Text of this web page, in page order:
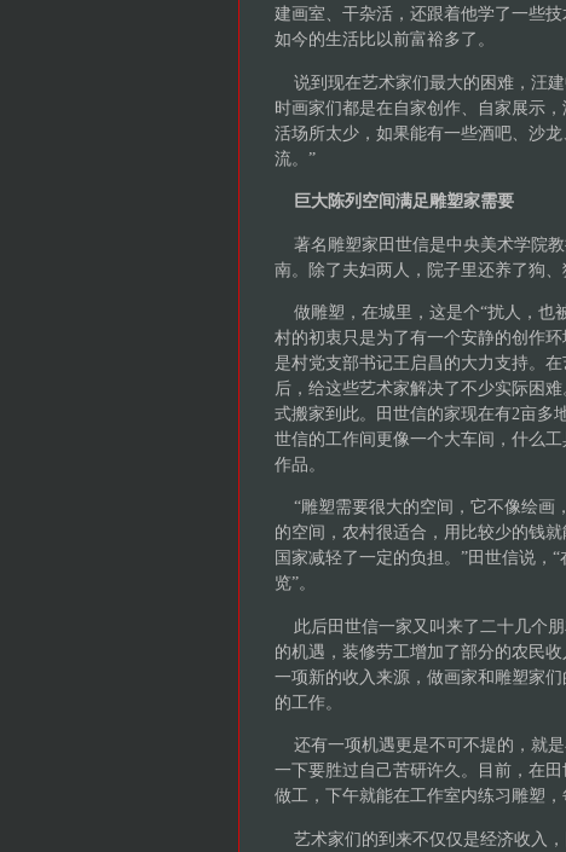
建画室、干杂活，还跟着他学了一些
如今的生活比以前富裕多了。
说到现在艺术家们最大的困难，汪
时画家们都是在自家创作、自家展示
活场所太少，如果能有一些酒吧、沙
流。”
巨大陈列空间满足雕塑家需要
著名雕塑家田世信是中央美术学院
南。除了夫妇两人，院子里还养了狗、
做雕塑，在城里，这是个“扰人，也
村的初衷只是为了有一个安静的创作
是村党支部书记王启昌的大力支持。
后，给这些艺术家解决了不少实际困
式搬家到此。田世信的家现在有2亩多
世信的工作间更像一个大车间，什么
作品。
“雕塑需要很大的空间，它不像绘画
的空间，农村很适合，用比较少的钱
国家减轻了一定的负担。”田世信说，
览”。
此后田世信一家又叫来了二十几个
的机遇，装修劳工增加了部分的农民
一项新的收入来源，做画家和雕塑家
的工作。
还有一项机遇更是不可不提的，就
一下要胜过自己苦研许久。目前，在
做工，下午就能在工作室内练习雕塑，
艺术家们的到来不仅仅是经济收入